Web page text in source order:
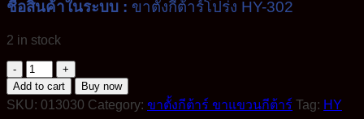
ชื่อสินค้าในระบบ : ขาตั้งกีต้าร์โปร่ง HY-302
2 in stock
ขา
ตั้ง
กีต้าร์
Add to cart Buy now
SKU: 013030 Category: ขาตั้งกีต้าร์ ขาแขวนกีต้าร์ Tag: HY